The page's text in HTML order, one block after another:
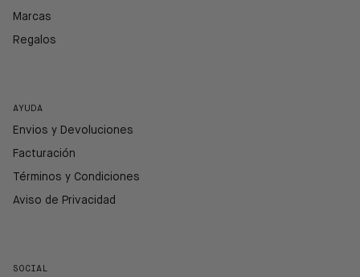
Marcas
Regalos
AYUDA
Envios y Devoluciones
Facturación
Términos y Condiciones
Aviso de Privacidad
SOCIAL